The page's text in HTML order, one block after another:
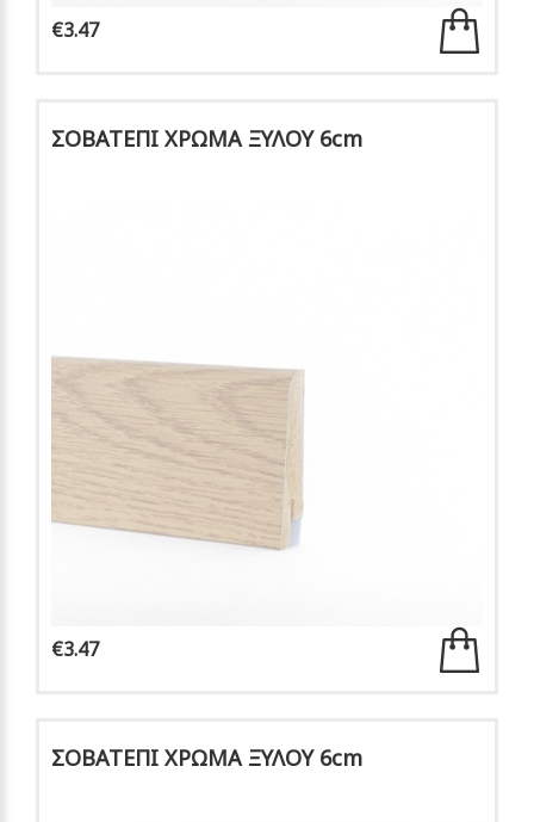
€3.47
ΣΟΒΑΤΕΠΙ ΧΡΩΜΑ ΞΥΛΟΥ 6cm
€3.47
ΣΟΒΑΤΕΠΙ ΧΡΩΜΑ ΞΥΛΟΥ 6cm